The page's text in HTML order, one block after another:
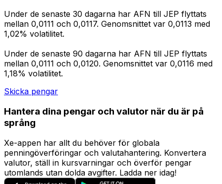
Under de senaste 30 dagarna har AFN till JEP flyttats
mellan 0,0111 och 0,0117. Genomsnittet var 0,0113 med
1,02% volatilitet.
Under de senaste 90 dagarna har AFN till JEP flyttats
mellan 0,0111 och 0,0120. Genomsnittet var 0,0116 med
1,18% volatilitet.
Skicka pengar
Hantera dina pengar och valutor när du är på
språng
Xe-appen har allt du behöver för globala
penningöverföringar och valutahantering. Konvertera
valutor, ställ in kursvarningar och överför pengar
utomlands utan dolda avgifter. Ladda ner idag!